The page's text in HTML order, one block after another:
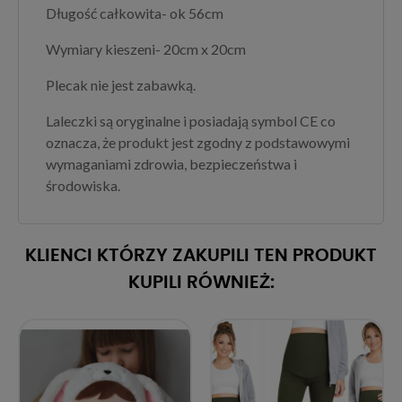
Długość całkowita- ok 56cm
Wymiary kieszeni- 20cm x 20cm
Plecak nie jest zabawką.
Laleczki są oryginalne i posiadają symbol CE co
oznacza, że produkt jest zgodny z podstawowymi
wymaganiami zdrowia, bezpieczeństwa i
środowiska.
KLIENCI KTÓRZY ZAKUPILI TEN PRODUKT
KUPILI RÓWNIEŻ: